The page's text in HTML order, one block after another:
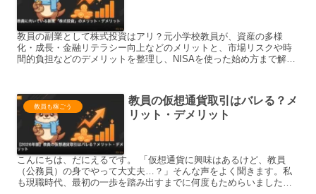
教員の副業として株式投資はアリ？元小学校教員が、資産の多様
化・成長・金融リテラシー向上などのメリットと、市場リスクや時
間的負担などのデメリットを整理し、NISAを使った始め方まで解説
教員も稼ごう
教員の仮想通貨取引はバレる？メ
リット・デメリット
こんにちは、だにえるです。 「仮想通貨に興味はあるけど、教員
（公務員）の身でやって大丈夫…？」そんな声をよく聞きます。私
も現職時代、最初の一歩を踏み出すまでに何度もためらいました。